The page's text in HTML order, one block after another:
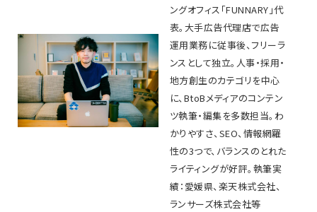
ングオフィス「FUNNARY」代
表。大手広告代理店で広告
運用業務に従事後、フリーラ
ンスとして独立。人事・採用・
地方創生のカテゴリを中心
に、BtoBメディアのコンテン
ツ執筆・編集を多数担当。わ
かりやすさ、SEO、情報網羅
性の3つで、バランスのとれた
ライティングが好評。執筆実
績：愛媛県、楽天株式会社、
ランサーズ株式会社等